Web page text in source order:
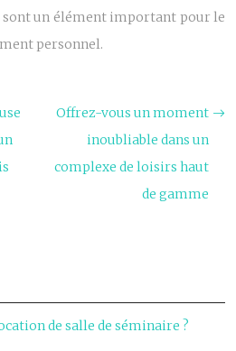
un élément important pour le
personnel.
Offrez-vous un moment
inoubliable dans un
complexe de loisirs haut
de gamme
de salle de séminaire ?